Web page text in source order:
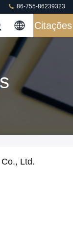
86-755-86239323
Citações
Ltd.